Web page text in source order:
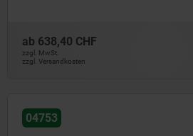
ab 638,40 CHF
zzgl. MwSt.
zzgl. Versandkosten
04753